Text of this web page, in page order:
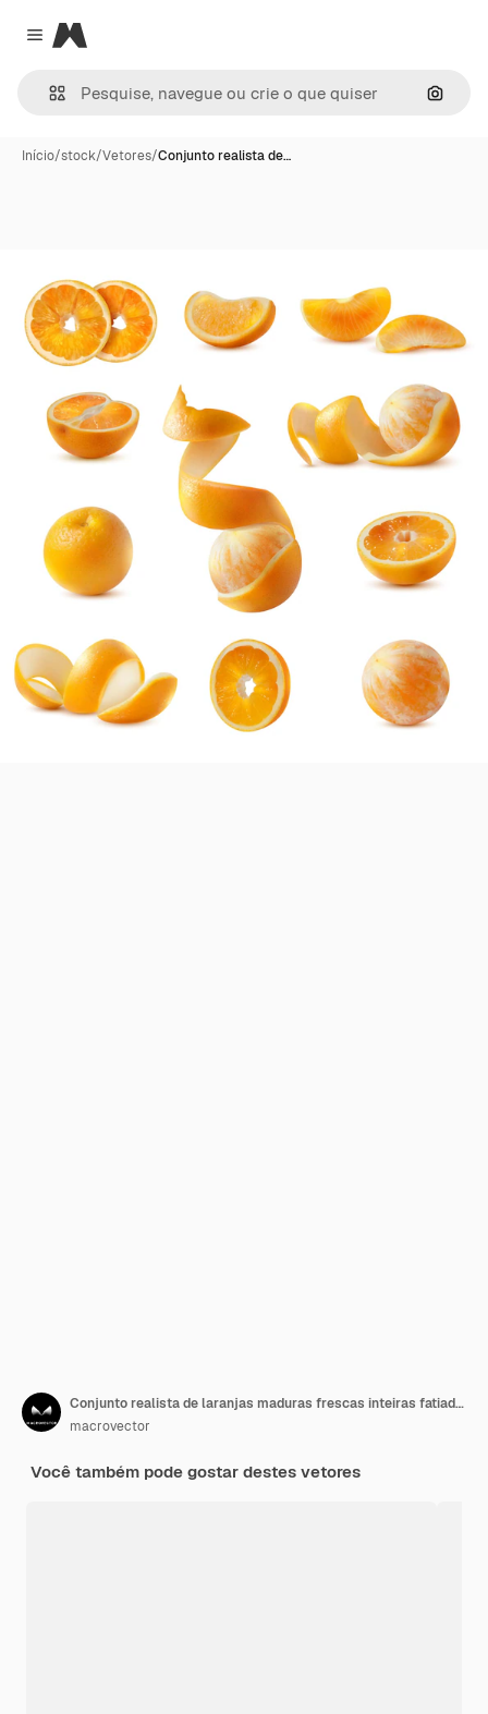
Close menu
Magnific
Início/stock/Vetores/Conjunto realista de…
Conjunto realista de laranjas maduras frescas inteiras fatiadas e descascadas com pele isolada em ilustração vetorial de fundo branco
macrovector
Você também pode gostar destes vetores